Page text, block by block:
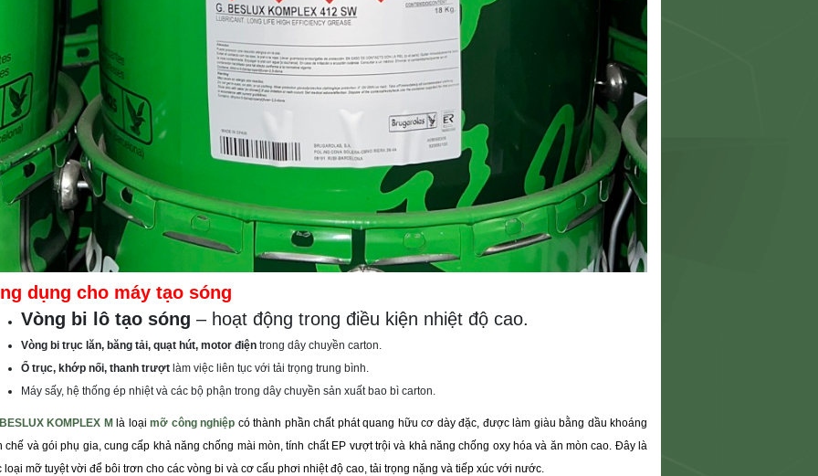
dụng cho máy tạo sóng
Vòng bi lô tạo sóng – hoạt động trong điều kiện nhiệt độ cao.
Vòng bi trục lăn, băng tải, quạt hút, motor điện trong dây chuyền carton.
Ổ trục, khớp nối, thanh trượt làm việc liên tục với tải trọng trung bình.
Máy sấy, hệ thống ép nhiệt và các bộ phận trong dây chuyền sản xuất bao bì carton.
KOMPLEX Mlà loại mỡ công nghiệp có thành phần chất phát quang hữu cơ dày đặc, được làm giàu bằng dầu khoáng
chế và gói phụ gia, cung cấp khả năng chống mài mòn, tính chất EP vượt trội và khả năng chống oxy hóa và ăn mòn cao. Đây là
loại mỡ tuyệt vời để bôi trơn cho các vòng bi và cơ cấu phơi nhiệt độ cao, tải trọng nặng và tiếp xúc với nước.